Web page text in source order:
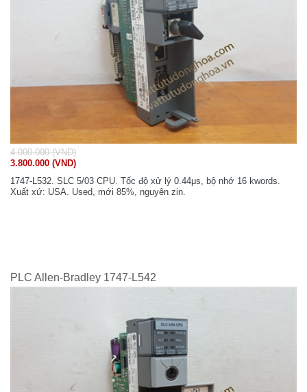
4.000.000 (VND)
3.800.000 (VND)
1747-L532. SLC 5/03 CPU. Tốc độ xử lý 0.44μs, bộ nhớ 16 kwords.
Xuất xứ: USA. Used, mới 85%, nguyên zin.
PLC Allen-Bradley 1747-L542